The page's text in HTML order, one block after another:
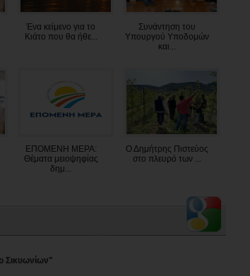
Ένα κείμενο για το
Κιάτο που θα ήθε...
Συνάντηση του
Υπουργού Υποδομών
και...
ΕΠΟΜΕΝΗ ΜΕΡΑ:
Θέματα μειοψηφίας
δημ...
Ο Δημήτρης Πιστεύος
στο πλευρό των ...
Σικυωνίων"